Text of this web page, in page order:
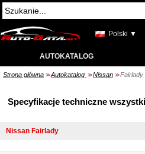
Polski ▼
AUTOKATALOG
Strona główna >> Autokatalog >> Nissan >> Fairlady
Specyfikacje techniczne